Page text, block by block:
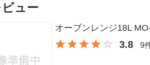
新規会員登録
お買いもの履歴
ュー
オーブンレンジ18L
3.8 9